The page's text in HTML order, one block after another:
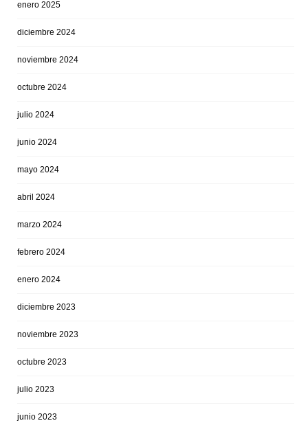
enero 2025
diciembre 2024
noviembre 2024
octubre 2024
julio 2024
junio 2024
mayo 2024
abril 2024
marzo 2024
febrero 2024
enero 2024
diciembre 2023
noviembre 2023
octubre 2023
julio 2023
junio 2023